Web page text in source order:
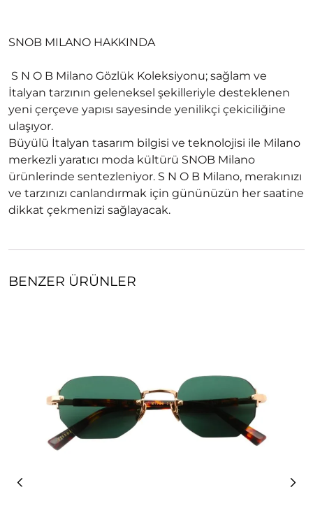
SNOB MILANO HAKKINDA
S N O B Milano Gözlük Koleksiyonu; sağlam ve
İtalyan tarzının geleneksel şekilleriyle desteklenen
yeni çerçeve yapısı sayesinde yenilikçi çekiciliğine
ulaşıyor.
Büyülü İtalyan tasarım bilgisi ve teknolojisi ile Milano
merkezli yaratıcı moda kültürü SNOB Milano
ürünlerinde sentezleniyor. S N O B Milano, merakınızı
ve tarzınızı canlandırmak için gününüzün her saatine
dikkat çekmenizi sağlayacak.
BENZER ÜRÜNLER